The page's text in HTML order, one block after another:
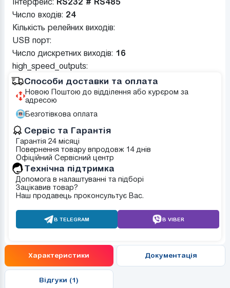
Число входів: 24
Кількість релейних виходів:
USB порт:
Число дискретних виходів: 16
high_speed_outputs:
Способи доставки та оплата
Новою Поштою до відділення або курєром за
адресою
Безготівкова оплата
Сервіс та Гарантія
Гарантія 24 місяці
Повернення товару впродовж 14 днів
Офіційний Сервісний центр
Tехнічна підтримка
Допомога в налаштуванні та підборі
Зацікавив товар?
Наш продавець проконсультує Вас.
В TELEGRAM В VIBER
Характеристики Документація
Відгуки (1)